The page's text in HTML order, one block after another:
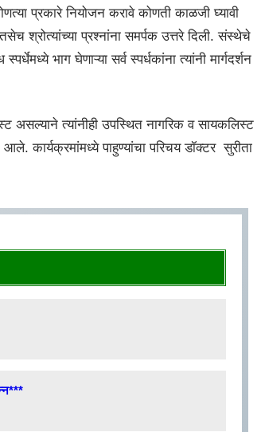
प्रकारे नियोजन करावे कोणती काळजी घ्यावी
श्रोत्यांच्या प्रश्नांना समर्पक उत्तरे दिली. संस्थेचे
भाग घेणाऱ्या सर्व स्पर्धकांना त्यांनी मार्गदर्शन
असल्याने त्यांनीही उपस्थित नागरिक व सायकलिस्ट
कार्यक्रमांमध्ये पाहुण्यांचा परिचय डॉक्टर सुरीता